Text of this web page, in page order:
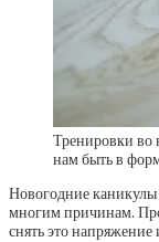
Тренировки во
нам быть в
Новогодние каникулы
многим причинам.
снять это